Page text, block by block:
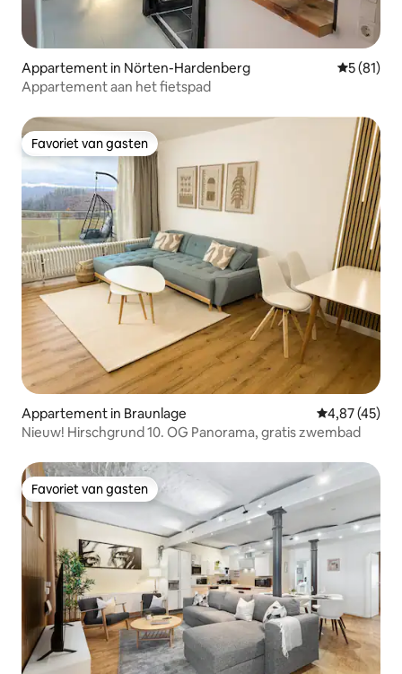
Appartement in Nörten-Hardenberg
5 (81)
Appartement aan het fietspad
Favoriet van gasten
Favoriet van gasten
Appartement in Braunlage Gemiddelde
4,87 (45)
Nieuw! Hirschgrund 10. OG Panorama, gratis zwembad
Favoriet van gasten
Favoriet van gasten